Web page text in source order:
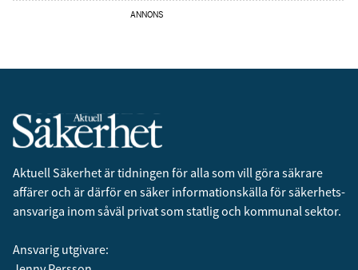
ANNONS
Aktuell Säkerhet är tidningen för alla som vill göra säkrare
affärer och är därför en säker informationskälla för säkerhets­
ansvariga inom såväl privat som statlig och kommunal sektor.
Ansvarig utgivare: